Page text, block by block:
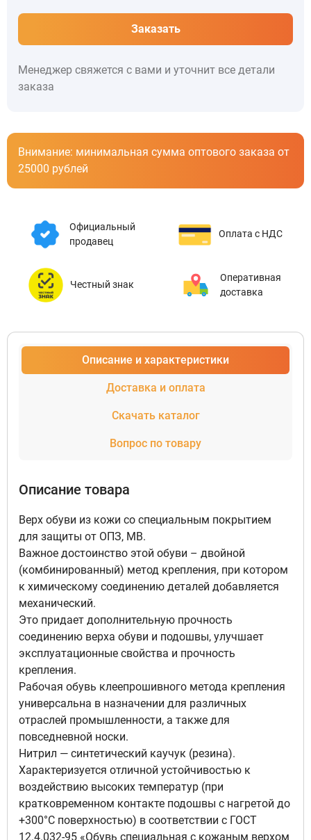
Заказать
Менеджер свяжется с вами и уточнит все детали
заказа
Внимание: минимальная сумма оптового заказа от
25000 рублей
Официальный
продавец
Оплата с НДС
Честный знак
Оперативная
доставка
Описание и характеристики
Доставка и оплата
Скачать каталог
Вопрос по товару
Описание товара
Верх обуви из кожи со специальным покрытием
для защиты от ОПЗ, МВ.
Важное достоинство этой обуви – двойной
(комбинированный) метод крепления, при котором
к химическому соединению деталей добавляется
механический.
Это придает дополнительную прочность
соединению верха обуви и подошвы, улучшает
эксплуатационные свойства и прочность
крепления.
Рабочая обувь клеепрошивного метода крепления
универсальна в назначении для различных
отраслей промышленности, а также для
повседневной носки.
Нитрил — синтетический каучук (резина).
Характеризуется отличной устойчивостью к
воздействию высоких температур (при
кратковременном контакте подошвы с нагретой до
+300°С поверхностью) в соответствии с ГОСТ
12.4.032-95 «Обувь специальная с кожаным верхом